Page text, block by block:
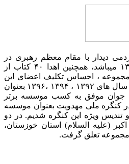
دیدار با مقام معظم رهبری در
سالهای ۱۳۹۳ ، ۱۳۹۷ و ۱۳۹۸ میباشد، همچنین اهدا ۴۰ کتاب از
، احساس تکلیف اعضای این
مجموعه را دوچندان نمود. در سال های ۱۳۹۲ ، ۱۳۹۴ ،۱۳۹۶ بعنوان
جوان موفق به کسب موسسه برتر
شدیم. در سال ۱۳۹۲ در کنگره ملی مهدویت بعنوان موسسه
تندیس ویژه این کنگره شدیم. در دو
(علیه السلام) استان خوزستان،
مجموعه تعلق گرفت.